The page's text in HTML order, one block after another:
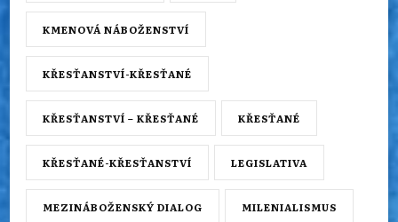
KMENOVÁ NÁBOŽENSTVÍ
KŘESŤANSTVÍ-KŘESŤANÉ
KŘESŤANSTVÍ – KŘESŤANÉ KŘESŤANÉ
KŘESŤANÉ-KŘESŤANSTVÍ LEGISLATIVA
MEZINÁBOŽENSKÝ DIALOG MILENIALISMUS